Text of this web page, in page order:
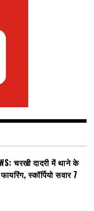
चरखी दादरी में थाने के
स्कॉर्पियो सवार 7